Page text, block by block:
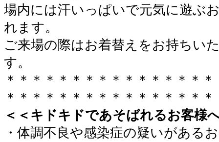
場内には汗いっぱいで元気に遊ぶ
れます。
ご来場の際はお着替えをお持ちい
す。
＊＊＊＊＊＊＊＊＊＊＊＊＊＊＊
＊＊＊＊＊＊＊＊＊＊＊＊＊＊＊＊
＜＜キドキドであそばれるお客様
・体調不良や感染症の疑いがある